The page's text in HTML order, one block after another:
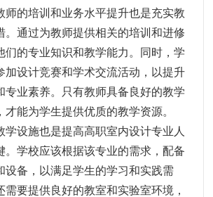
师的培训和业务水平提升也是充实教
。通过为教师提供相关的培训和进修
们的专业知识和教学能力。同时，学
加设计竞赛和学术交流活动，以提升
专业素养。只有教师具备良好的教学
能为学生提供优质的教学资源。
学设施也是提高高职室内设计专业人
。学校应该根据该专业的需求，配备
设备，以满足学生的学习和实践需
需要提供良好的教室和实验室环境，